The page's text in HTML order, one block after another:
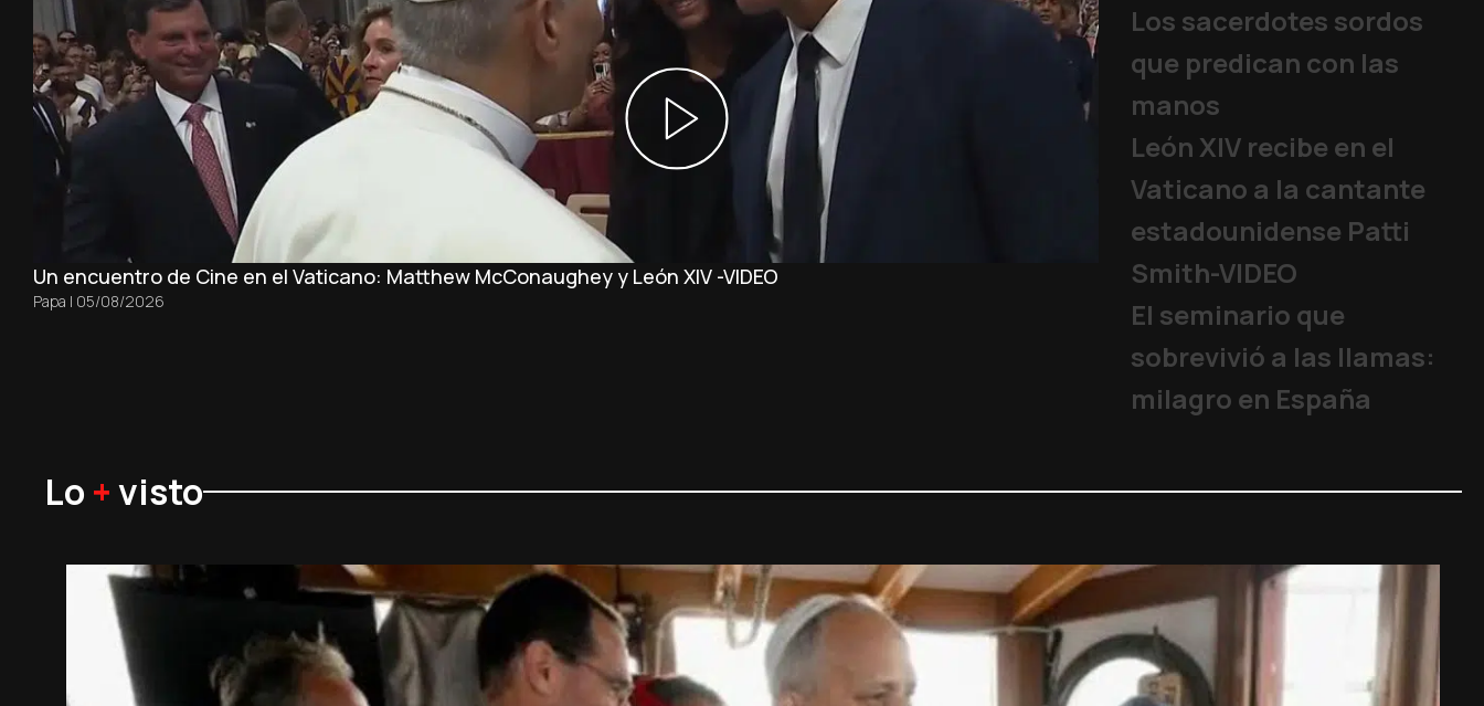
Un encuentro de Cine en el Vaticano: Matthew McConaughey y León XIV -VIDEO
Papa | 05/08/2026
Los sacerdotes sordos
que predican con las
manos
León XIV recibe en el
Vaticano a la cantante
estadounidense Patti
Smith-VIDEO
El seminario que
sobrevivió a las llamas:
milagro en España
Lo +visto